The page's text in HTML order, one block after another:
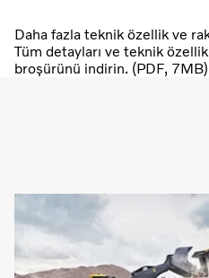
Daha fazla teknik özellik ve
Tüm detayları ve teknik
broşürünü indirin. (PDF, 7MB)